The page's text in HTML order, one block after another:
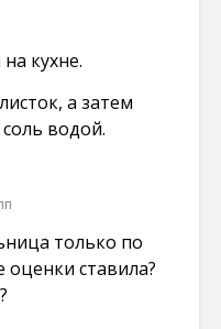
кухне.
а затем
водой.
только по
ставила?